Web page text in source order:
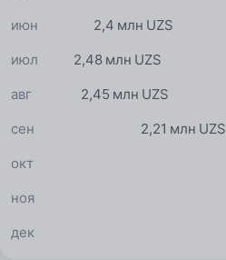
2,4 млн UZS
июн
2,48 млн UZS
июл
2,45 млн UZS
авг
2,21 млн UZS
сен
окт
ноя
дек